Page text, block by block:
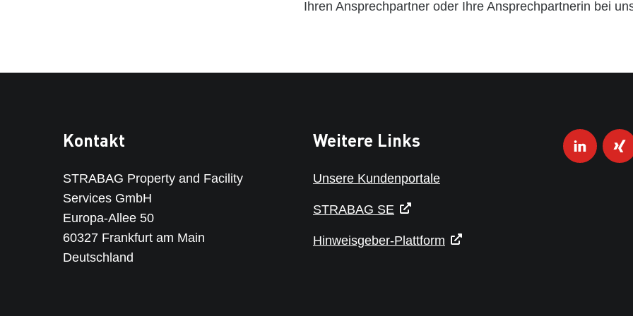
Ihren Ansprechpartner oder Ihre Ansprechpartnerin bei
Kontakt
STRABAG Property and Facility
Services GmbH
Europa-Allee 50
60327 Frankfurt am Main
Deutschland
Weitere Links
Unsere Kundenportale
STRABAG SE
Hinweisgeber-Plattform